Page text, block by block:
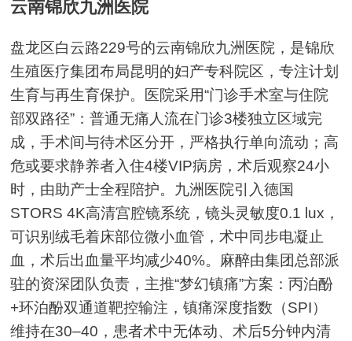
云南锦欣九洲医院
盘龙区白云路229号的云南锦欣九洲医院，是锦欣
生殖医疗集团布局昆明的妇产专科院区，专注计划
生育与再生育保护。医院采用“门诊手术室与住院
部双路径”：普通无痛人流在门诊3楼独立区域完
成，手术间与待术区分开，严格执行单向流动；高
危或要求静养者入住4楼VIP病房，术后观察24小
时，由助产士全程陪护。九洲医院引入德国
STORS 4K高清宫腔镜系统，镜头灵敏度0.1 lux，
可识别绒毛着床部位微小血管，术中同步电凝止
血，术后出血量平均减少40%。麻醉由集团总部派
驻的资深团队负责，主推“梦幻镇痛”方案：丙泊酚
+环泊酚双通道靶控输注，镇痛深度指数（SPI）
维持在30–40，患者术中无体动、术后5分钟内清